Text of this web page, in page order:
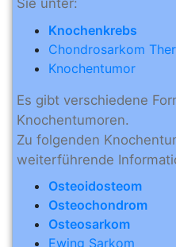
Sie unter:
Knochenkrebs
Chondrosarkom
Knochentumor
Es gibt verschiedene
Knochentumoren.
Zu folgenden
weiterführende
Osteoidosteom
Osteochondrom
Osteosarkom
Ewing Sarkom